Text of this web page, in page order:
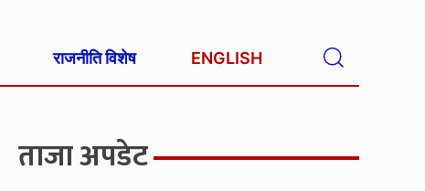
राजनीति विशेष ENGLISH
ताजा अपडेट